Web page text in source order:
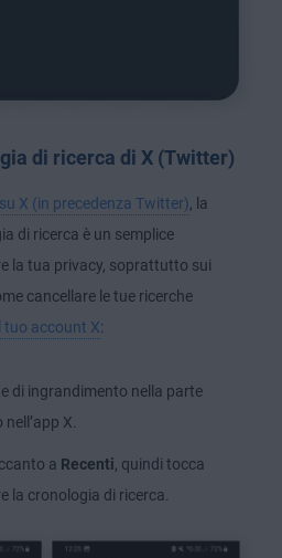
di ricerca di X (Twitter)
X (in precedenza Twitter), la
di ricerca è un semplice
la tua privacy, soprattutto sui
cancellare le tue ricerche
tuo account X:
di ingrandimento nella parte
X.
a Recenti, quindi tocca
la cronologia di ricerca.